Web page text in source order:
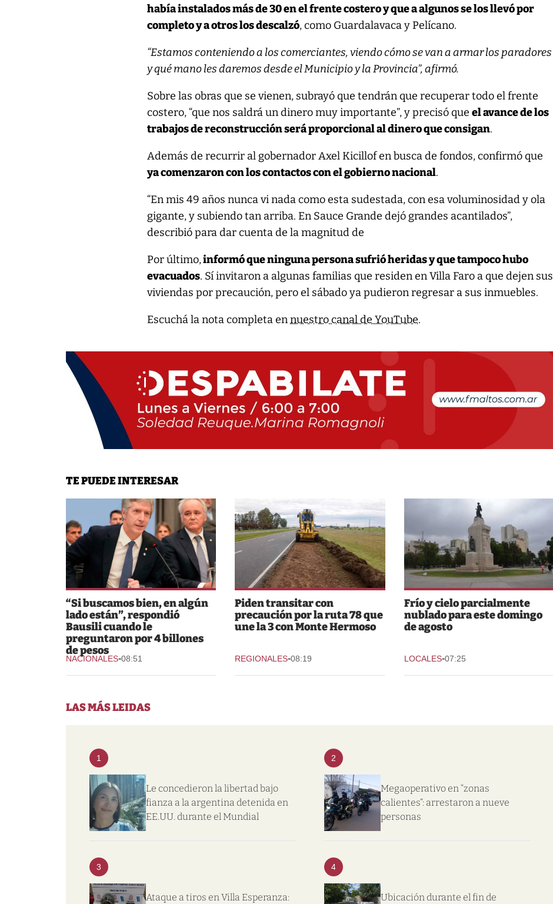
había instalados más de 30 en el frente costero y que a algunos se los llevó por
completo y a otros los descalzó, como Guardalavaca y Pelícano.
“Estamos conteniendo a los comerciantes, viendo cómo se van a armar los paradores
y qué mano les daremos desde el Municipio y la Provincia”, afirmó.
Sobre las obras que se vienen, subrayó que tendrán que recuperar todo el frente
costero, “que nos saldrá un dinero muy importante”, y precisó queel avance de los
trabajos de reconstrucción será proporcional al dinero que consigan.
Además de recurrir al gobernador Axel Kicillof en busca de fondos, confirmó que
ya comenzaron con los contactos con el gobierno nacional.
“En mis 49 años nunca vi nada como esta sudestada, con esa voluminosidad y ola
gigante, y subiendo tan arriba. En Sauce Grande dejó grandes acantilados”,
describió para dar cuenta de la magnitud de
Por último,informó que ninguna persona sufrió heridas y que tampoco hubo
evacuados. Sí invitaron a algunas familias que residen en Villa Faro a que dejen sus
viviendas por precaución, pero el sábado ya pudieron regresar a sus inmuebles.
Escuchá la nota completa ennuestro canal de YouTube.
TE PUEDE INTERESAR
“Si buscamos bien, en algún
lado están”, respondió
Bausili cuando le
preguntaron por 4 billones
de pesos
NACIONALES-08:51
Piden transitar con
precaución por la ruta 78 que
une la 3 con Monte Hermoso
REGIONALES-08:19
Frío y cielo parcialmente
nublado para este domingo
de agosto
LOCALES-07:25
LAS MÁS LEIDAS
1
Le concedieron la libertad bajo
fianza a la argentina detenida en
EE.UU. durante el Mundial
2
Megaoperativo en “zonas
calientes”: arrestaron a nueve
personas
3
Ataque a tiros en Villa Esperanza:
4
Ubicación durante el fin de